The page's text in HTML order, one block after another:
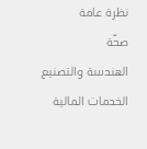
نظرة عامة
صحّة
الهندسة والتصنيع
الخدمات المالية